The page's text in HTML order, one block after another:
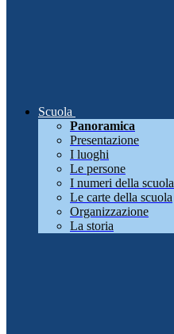
Scuola
Panoramica
Presentazione
I luoghi
Le persone
I numeri della scuola
Le carte della scuola
Organizzazione
La storia